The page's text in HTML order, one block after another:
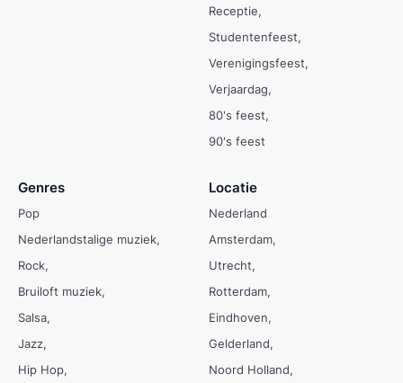
Receptie
Studentenfeest
Verenigingsfeest
Verjaardag
80's feest
90's feest
Genres
Pop
Nederlandstalige muziek
Rock
Bruiloft muziek
Salsa
Jazz
Hip Hop
Locatie
Nederland
Amsterdam
Utrecht
Rotterdam
Eindhoven
Gelderland
Noord Holland